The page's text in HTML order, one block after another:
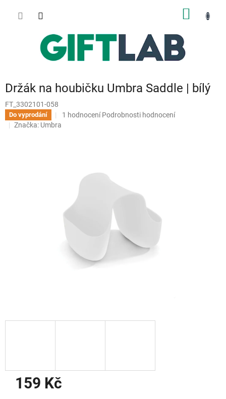
Držák na houbičku Umbra Saddle | bílý
FT_3302101-058
Do vyprodání
Průměrné
hvězdiček.
1 hodnocení Podrobnosti hodnocení
Značka: Umbra
159 Kč